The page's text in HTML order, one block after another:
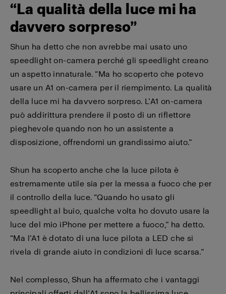
“La qualità della luce mi ha
davvero sorpreso”
Shun ha detto che non avrebbe mai usato uno
speedlight on-camera perché gli speedlight creano
un aspetto innaturale. “Ma ho scoperto che potevo
usare un A1 on-camera per il riempimento. La qualità
della luce mi ha davvero sorpreso. L’A1 on-camera
può addirittura prendere il posto di un riflettore
pieghevole quando non ho un assistente a
disposizione, offrendomi un grandissimo aiuto.”
Shun ha scoperto anche che la luce pilota è
estremamente utile sia per la messa a fuoco che per
il controllo della luce. “Quando ho usato gli
speedlight al buio, qualche volta ho dovuto usare la
luce del mio iPhone per mettere a fuoco,” ha detto.
“Ma l’A1 è dotato di una luce pilota a LED che si
rivela di grande aiuto in condizioni di luce scarsa.”
Nel complesso, Shun ha affermato che i vantaggi